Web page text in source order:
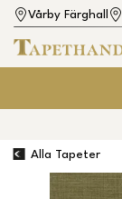
Vårby Färghall
Alla Tapeter